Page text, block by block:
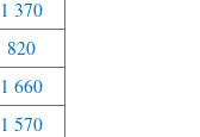
1 370
820
1 660
1 570